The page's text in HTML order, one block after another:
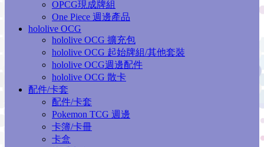
OPCG現成牌組
One Piece 週邊產品
hololive OCG
hololive OCG 擴充包
hololive OCG 起始牌組/其他套裝
hololive OCG週邊配件
hololive OCG 散卡
配件/卡套
配件/卡套
Pokemon TCG 週邊
卡簿/卡冊
卡盒